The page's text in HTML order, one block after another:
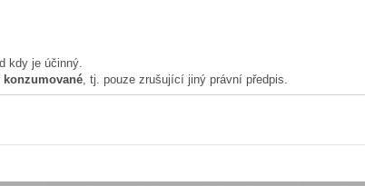
kdy je účinný.
, tj. pouze zrušující jiný právní předpis.